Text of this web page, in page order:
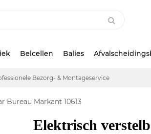
Belcellen Balies
Bezorg- & Montageservice
Bureau Markant 10613
Elektrisch